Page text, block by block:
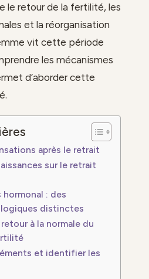
le retour de la fertilité, les
et la réorganisation
vit cette période
les mécanismes
d’aborder cette
après le retrait
sur le retrait
: des
distinctes
à la normale du
et identifier les